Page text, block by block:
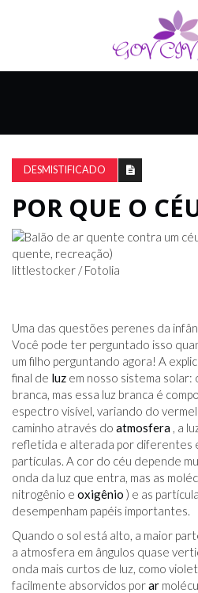
DO
THINK
COMPANHEIRO
COM
UM
ESTRONDO
DESMISTIFICADO
POR QUE O
littlestocker / Fotolia
Uma das questões perenes da
Você pode ter perguntado isso
um filho perguntando agora! A
final de luz em nosso sistema solar:
branca, mas essa luz branca é
espectro visível, variando do
caminho através do atmosfera , a
refletida e alterada por diferentes
partículas. A cor do céu depende
onda da luz que entra, mas as
nitrogênio e oxigênio ) e as
desempenham papéis importantes.
Quando o sol está alto, a maior
a atmosfera em ângulos quase
onda mais curtos de luz, como
facilmente absorvidos porar